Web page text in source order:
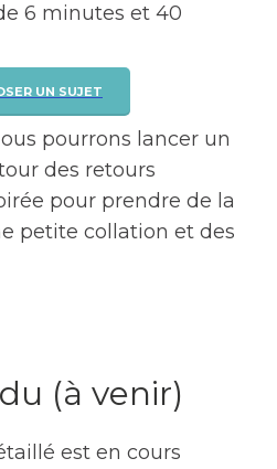
6 minutes et 40
UN SUJET
pourrons lancer un
des retours
pour prendre de la
petite collation et des
(à venir)
est en cours